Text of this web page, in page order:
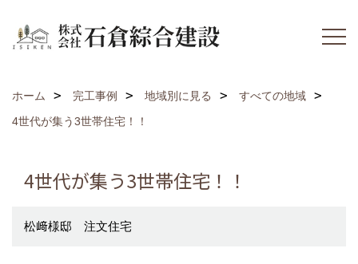
ホーム 完工事例 地域別に見る
すべての地域
4世代が集う3世帯住宅！！
4世代が集う3世帯住宅！！
松﨑様邸 注文住宅